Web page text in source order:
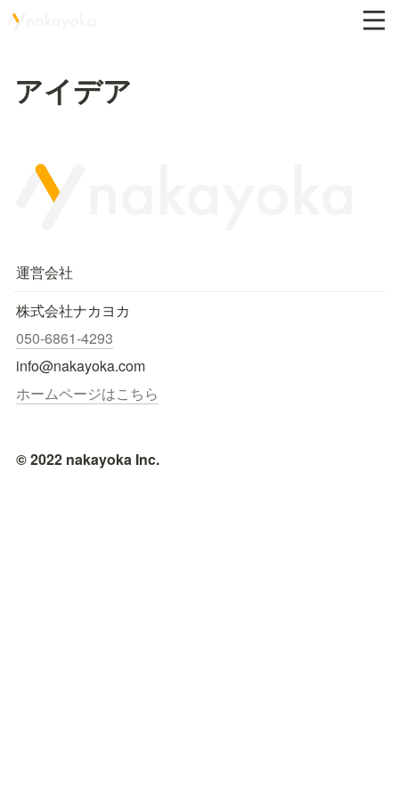
アイデア
運営会社
株式会社ナカヨカ
050-6861-4293
info@nakayoka.com
ホームページはこちら
© 2022 nakayoka Inc.